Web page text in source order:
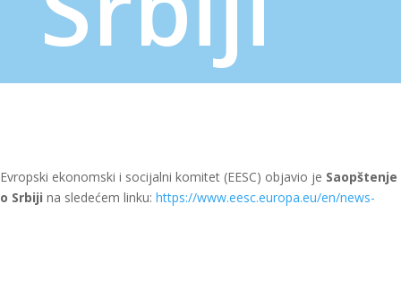
Evropski ekonomski i socijalni komitet (EESC) objavio je Saopštenje
o Srbiji na sledećem linku: https://www.eesc.europa.eu/en/news-